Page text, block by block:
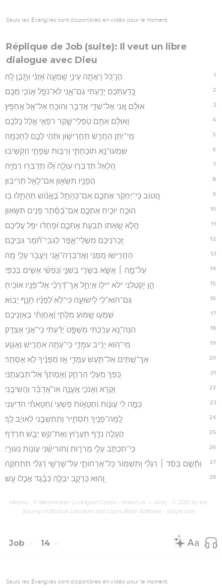
Seuls les Évangiles sont disponibles en vidéo pour le moment.
Réplique de Job (suite): Il veut un libre
dialogue avec Dieu
1 הֶן־כֹּ֭ל רָאֲתָ֣ה עֵינִ֑י שָֽׁמְעָ֥ה אָ֝זְנִ֗י וַתָּ֥בֶן לָֽהּ׃
2 כְּֽ֭דַעְתְּכֶם יָדַ֣עְתִּי גַם־אָ֑נִי לֹא־נֹפֵ֖ל אָנֹכִ֣י מִכֶּֽם׃
3 אוּלָ֗ם אֲ֭נִי אֶל־שַׁדַּ֣י אֲדַבֵּ֑ר וְהוֹכֵ֖חַ אֶל־אֵ֣ל אֶחְפָּֽץ׃
4 וְֽאוּלָ֗ם אַתֶּ֥ם טֹֽפְלֵי־שָׁ֑קֶר רֹפְאֵ֖י אֱלִ֣ל כֻּלְּכֶֽם׃
5 מִֽי־יִ֭תֵּן הַחֲרֵ֣שׁ תַּחֲרִישׁ֑וּן וּתְהִ֖י לָכֶ֣ם לְחָכְמָֽה׃
6 שִׁמְעוּ־נָ֥א תוֹכַחְתִּ֑י וְרִב֖וֹת שְׂפָתַ֣י הַקְשִֽׁיבוּ׃
7 הַ֭לְאֵל תְּדַבְּר֣וּ עַוְלָ֑ה וְ֝ל֗וֹ תְּֽדַבְּר֥וּ רְמִיָּֽה׃
8 הֲפָנָ֥יו תִּשָּׂא֑וּן אִם־לָאֵ֥ל תְּרִיבֽוּן׃
9 הֲ֭טוֹב כִּֽי־יַחְקֹ֣ר אֶתְכֶ֑ם אִם־כְּהָתֵ֥ל בֶּ֝אֱנ֗וֹשׁ תְּהָתֵ֥לּוּ בֽוֹ׃
10 הוֹכֵ֣חַ יוֹכִ֣יחַ אֶתְכֶ֑ם אִם־בַּ֝סֵּ֗תֶר פָּנִ֥ים תִּשָּׂאֽוּן׃
11 הֲלֹ֣א שְׂ֭אֵתוֹ תְּבַעֵ֣ת אֶתְכֶ֑ם וּ֝פַחְדּ֗וֹ יִפֹּ֥ל עֲלֵיכֶֽם׃
12 זִֽ֭כְרֹנֵיכֶם מִשְׁלֵי־אֵ֑פֶר לְגַבֵּי־חֹ֝֗מֶר גַּבֵּיכֶֽם׃
13 הַחֲרִ֣ישׁוּ מִ֭מֶּנִּי וַאֲדַבְּרָה־אָ֑נִי וְיַעֲבֹ֖ר עָלַ֣י מָֽה׃
14 עַל־מָ֤ה ׀ אֶשָּׂ֣א בְשָׂרִ֣י בְשִׁנָּ֑י וְ֝נַפְשִׁ֗י אָשִׂ֥ים בְּכַפִּֽי׃
15 הֵ֣ן יִ֭קְטְלֵנִי *לא **ל֣וֹ אֲיַחֵ֑ל אַךְ־דְּ֝רָכַ֗י אֶל־פָּנָ֥יו אוֹכִֽיחַ׃
16 גַּם־הוּא־לִ֥י לִֽישׁוּעָ֑ה כִּי־לֹ֥א לְ֝פָנָ֗יו חָנֵ֥ף יָבֽוֹא׃
17 שִׁמְע֣וּ שָׁ֭מוֹעַ מִלָּתִ֑י וְ֝אַֽחֲוָתִ֗י בְּאָזְנֵיכֶֽם׃
18 הִנֵּה־נָ֭א עָרַ֣כְתִּי מִשְׁפָּ֑ט יָ֝דַ֗עְתִּי כִּֽי־אֲנִ֥י אֶצְדָּֽק׃
19 מִי־ה֭וּא יָרִ֣יב עִמָּדִ֑י כִּֽי־עַתָּ֖ה אַחֲרִ֣ישׁ וְאֶגְוָֽע׃
20 אַךְ־שְׁ֭תַּיִם אַל־תַּ֣עַשׂ עִמָּדִ֑י אָ֥ז מִ֝פָּנֶ֗יךָ לֹ֣א אֶסָּתֵֽר׃
21 כַּ֭פְּךָ מֵעָלַ֣י הַרְחַ֑ק וְ֝אֵ֥מָתְךָ֗ אַֽל־תְּבַעֲתַֽנִּי׃
22 וּ֭קְרָא וְאָנֹכִ֣י אֶֽעֱנֶ֑ה אֽוֹ־אֲ֝דַבֵּ֗ר וַהֲשִׁיבֵֽנִי׃
23 כַּמָּ֣ה לִ֭י עֲוֺנ֣וֹת וְחַטָּא֑וֹת פִּֽשְׁעִ֥י וְ֝חַטָּאתִ֗י הֹדִיעֵֽנִי׃
24 לָֽמָּה־פָנֶ֥יךָ תַסְתִּ֑יר וְתַחְשְׁבֵ֖נִי לְאוֹיֵ֣ב לָֽךְ׃
25 הֶעָלֶ֣ה נִדָּ֣ף תַּעֲר֑וֹץ וְאֶת־קַ֖שׁ יָבֵ֣שׁ תִּרְדֹּֽף׃
26 כִּֽי־תִכְתֹּ֣ב עָלַ֣י מְרֹר֑וֹת וְ֝תוֹרִישֵׁ֗נִי עֲוֺנ֥וֹת נְעוּרָֽי׃
27 וְתָ֘שֵׂ֤ם בַּסַּ֨ד ׀ רַגְלַ֗י וְתִשְׁמ֥וֹר כָּל־אָרְחוֹתָ֑י עַל־שָׁרְשֵׁ֥י רַ֝גְלַ֗י תִּתְחַקֶּֽה׃
28 וְ֭הוּא כְּרָקָ֣ב יִבְלֶ֑ה כְּ֝בֶ֗גֶד אֲכָ֣לוֹ עָֽשׁ׃
Hébreu : © Westminster Leningrad Codex - tanach.us --- Grec : © 2010 by the
Society of Biblical Literature and Logos Bible Software - sblgnt.com
Job 14
Seuls les Évangiles sont disponibles en vidéo pour le moment.